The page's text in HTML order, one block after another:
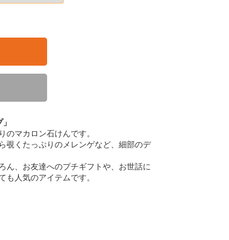
マカロン石けんです。
覗くたっぷりのメレンゲなど、細部のデ
ん、お友達へのプチギフトや、お世話に
人気のアイテムです。